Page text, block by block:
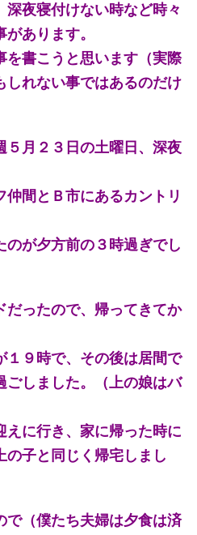
夜寝付けない時など時々
あります。
を書こうと思います（実際
しれない事ではあるのだけ
５月２３日の土曜日、深夜
間とＢ市にあるカントリ
が夕方前の３時過ぎでし
だったので、帰ってきてか
１９時で、その後は居間で
ごしました。（上の娘はバ
えに行き、家に帰った時に
子と同じく帰宅しまし
で（僕たち夫婦は夕食は済